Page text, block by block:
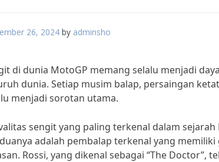
26, 2024 by adminsho
di dunia MotoGP memang selalu menjadi
dunia. Setiap musim balap, persaingan
menjadi sorotan utama.
sengit yang paling terkenal dalam
adalah pembalap terkenal yang
Rossi, yang dikenal sebagai “The Doctor”,